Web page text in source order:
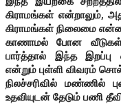
கிராமங்கள் என்றாலும்,
கிராமங்கள் நிலைமை
காணாமல் போன
பார்த்தால் இந்த
என்றும் புள்ளி விவரம்
நிலச்சரிவில் மண்ணில்
உதவியுடன் தேடும் பணி